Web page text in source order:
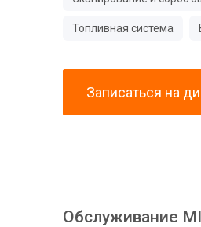
Топливная система
Записаться на
Обслуживание